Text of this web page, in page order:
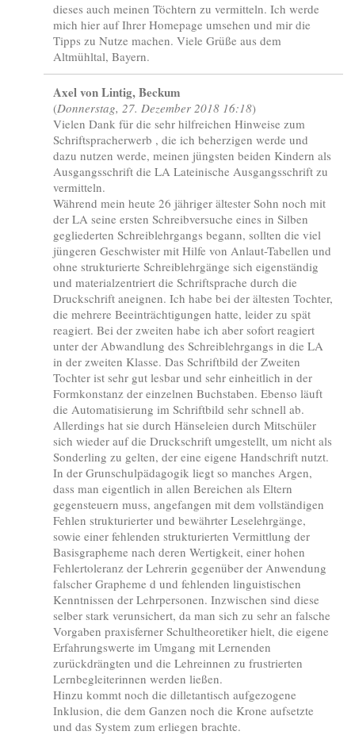
dieses auch meinen Töchtern zu vermitteln. Ich werde
mich hier auf Ihrer Homepage umsehen und mir die
Tipps zu Nutze machen. Viele Grüße aus dem
Altmühltal, Bayern.
Axel von Lintig, Beckum
(Donnerstag, 27. Dezember 2018 16:18)
Vielen Dank für die sehr hilfreichen Hinweise zum
Schriftspracherwerb , die ich beherzigen werde und
dazu nutzen werde, meinen jüngsten beiden Kindern als
Ausgangsschrift die LA Lateinische Ausgangsschrift zu
vermitteln.
Während mein heute 26 jähriger ältester Sohn noch mit
der LA seine ersten Schreibversuche eines in Silben
gegliederten Schreiblehrgangs begann, sollten die viel
jüngeren Geschwister mit Hilfe von Anlaut-Tabellen und
ohne strukturierte Schreiblehrgänge sich eigenständig
und materialzentriert die Schriftsprache durch die
Druckschrift aneignen. Ich habe bei der ältesten Tochter,
die mehrere Beeinträchtigungen hatte, leider zu spät
reagiert. Bei der zweiten habe ich aber sofort reagiert
unter der Abwandlung des Schreiblehrgangs in die LA
in der zweiten Klasse. Das Schriftbild der Zweiten
Tochter ist sehr gut lesbar und sehr einheitlich in der
Formkonstanz der einzelnen Buchstaben. Ebenso läuft
die Automatisierung im Schriftbild sehr schnell ab.
Allerdings hat sie durch Hänseleien durch Mitschüler
sich wieder auf die Druckschrift umgestellt, um nicht als
Sonderling zu gelten, der eine eigene Handschrift nutzt.
In der Grunschulpädagogik liegt so manches Argen,
dass man eigentlich in allen Bereichen als Eltern
gegensteuern muss, angefangen mit dem vollständigen
Fehlen strukturierter und bewährter Leselehrgänge,
sowie einer fehlenden strukturierten Vermittlung der
Basisgrapheme nach deren Wertigkeit, einer hohen
Fehlertoleranz der Lehrerin gegenüber der Anwendung
falscher Grapheme d und fehlenden linguistischen
Kenntnissen der Lehrpersonen. Inzwischen sind diese
selber stark verunsichert, da man sich zu sehr an falsche
Vorgaben praxisferner Schultheoretiker hielt, die eigene
Erfahrungswerte im Umgang mit Lernenden
zurückdrängten und die Lehreinnen zu frustrierten
Lernbegleiterinnen werden ließen.
Hinzu kommt noch die dilletantisch aufgezogene
Inklusion, die dem Ganzen noch die Krone aufsetzte
und das System zum erliegen brachte.